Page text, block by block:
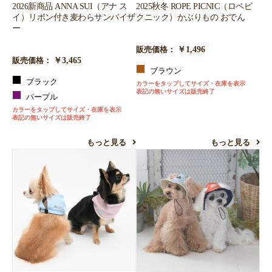
2026新商品 ANNA SUI（アナ ス
イ）リボン付き麦わらサンバイザ
ー
販売価格： ￥3,465
ブラック
パープル
カラーをタップしてサイズ・在庫を表示
表記の無いサイズは販売終了
もっと見る
2025秋冬 ROPE PICNIC（ロペピ
クニック）かぶりもの おでん
販売価格： ￥1,496
ブラウン
カラーをタップしてサイズ・在庫を表示
表記の無いサイズは販売終了
もっと見る